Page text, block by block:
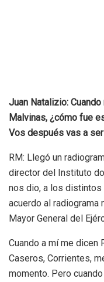
Juan Natalizio:
Malvinas, ¿cómo fue
Vos después vas a
RM: Llegó un
director del Instituto
nos dio, a los
acuerdo al radiograma
Mayor General del
Cuando a mí me dicen
Caseros, Corrientes,
momento. Pero